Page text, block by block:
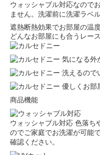
ウォッシャブル対応なので
ません。洗濯前に洗濯ラベ
遮熱断熱効果でお部屋の温
どんなお部屋にも合うレー
気になる外
洗えるので
優しくお部
商品機能
ウォッシャブル対応 色落ち
のでご家庭でお洗濯が可能
確認ください。